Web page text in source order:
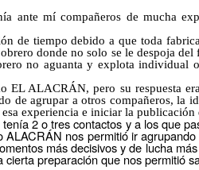
ante mí compañeros de mucha
de tiempo debido a que toda
donde no solo se le despoja
no aguanta y explota individual
EL ALACRÁN, pero su respuesta
de agrupar a otros compañeros, la
experiencia e iniciar la
2 o tres contactos y a los que
nos permitió ir
más decisivos y de lucha
preparación que nos permitió